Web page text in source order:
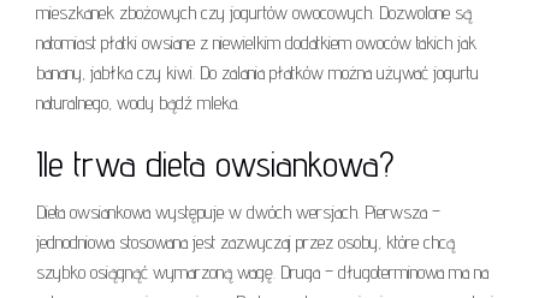
mieszkanek zbożowych czy jogurtów owocowych. Dozwolone są
natomiast płatki owsiane z niewielkim dodatkiem owoców takich jak
banany, jabłka czy kiwi. Do zalania płatków można używać jogurtu
naturalnego, wody bądź mleka.
Ile trwa dieta owsiankowa?
Dieta owsiankowa występuje w dwóch wersjach. Pierwsza –
jednodniowa stosowana jest zazwyczaj przez osoby, które chcą
szybko osiągnąć wymarzoną wagę. Druga – długoterminowa ma na